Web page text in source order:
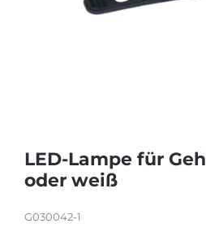
LED-Lampe für
oder weiß
G030042-1